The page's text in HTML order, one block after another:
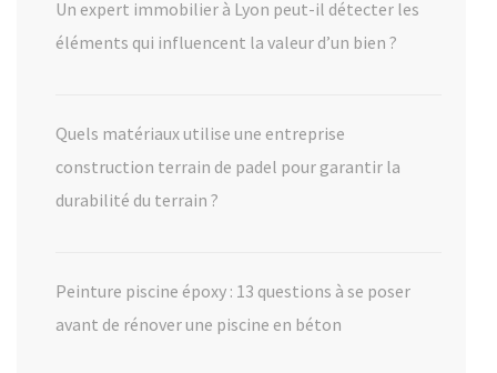
Un expert immobilier à Lyon peut-il détecter les
éléments qui influencent la valeur d’un bien ?
Quels matériaux utilise une entreprise
construction terrain de padel pour garantir la
durabilité du terrain ?
Peinture piscine époxy : 13 questions à se poser
avant de rénover une piscine en béton